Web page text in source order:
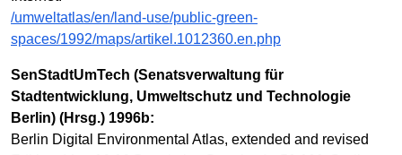
/umweltatlas/en/land-use/public-green-
spaces/1992/maps/artikel.1012360.en.php
SenStadtUmTech (Senatsverwaltung für
Stadtentwicklung, Umweltschutz und Technologie
Berlin) (Hrsg.) 1996b:
Berlin Digital Environmental Atlas, extended and revised